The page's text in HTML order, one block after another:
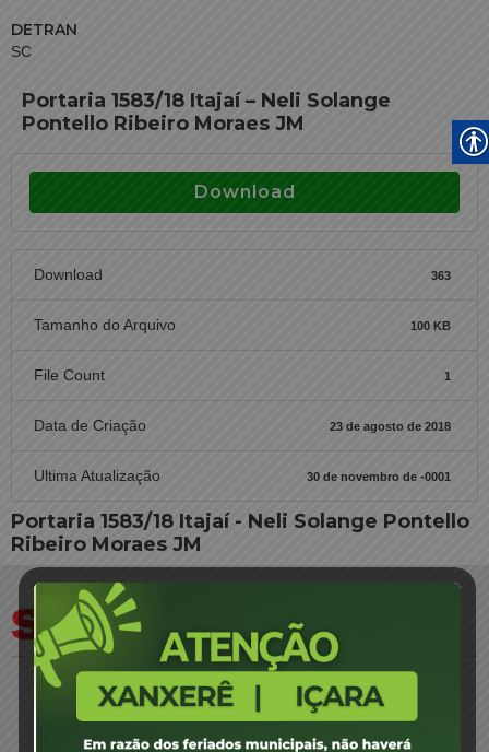
DETRAN
SC
Portaria 1583/18 Itajaí – Neli Solange
Pontello Ribeiro Moraes JM
Download
Download 363
Tamanho do Arquivo 100 KB
File Count 1
Data de Criação 23 de agosto de 2018
Ultima Atualização 30 de novembro de -0001
Portaria 1583/18 Itajaí - Neli Solange Pontello
Ribeiro Moraes JM